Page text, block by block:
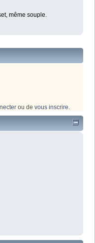
même souple.
ou de vous inscrire.